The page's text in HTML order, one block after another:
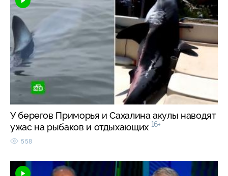
У берегов Приморья и Сахалина акулы наводят
ужас на рыбаков и отдыхающих 16+
558